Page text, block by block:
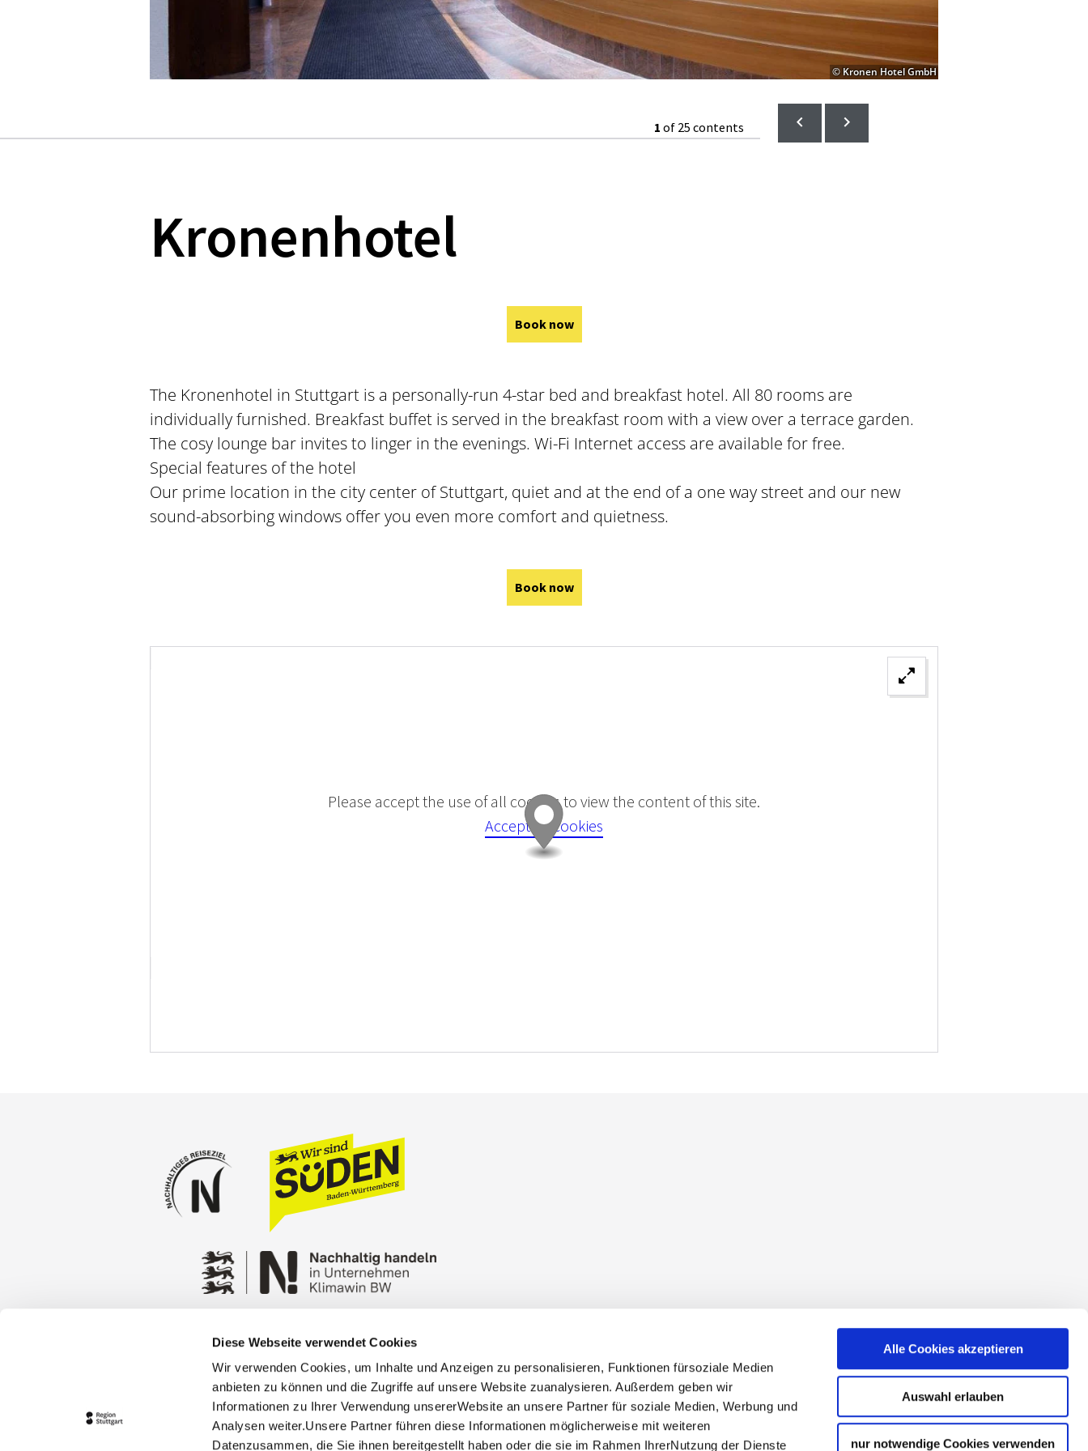
Diese Webseite verwendet Cookies
Wir verwenden Cookies, um Inhalte und Anzeigen zu personalisieren, Funktionen fürsoziale Medien
anbieten zu können und die Zugriffe auf unsere Website zuanalysieren. Außerdem geben wir
Informationen zu Ihrer Verwendung unsererWebsite an unsere Partner für soziale Medien, Werbung und
Analysen weiter.Unsere Partner führen diese Informationen möglicherweise mit weiteren
Datenzusammen, die Sie ihnen bereitgestellt haben oder die sie im Rahmen IhrerNutzung der Dienste
Alle Cookies akzeptieren
Auswahl erlauben
nur notwendige Cookies verwenden
© Kronen Hotel GmbH
1 of 25 contents
Kronenhotel
Book now
The Kronenhotel in Stuttgart is a personally-run 4-star bed and breakfast hotel. All 80 rooms are
individually furnished. Breakfast buffet is served in the breakfast room with a view over a terrace garden.
The cosy lounge bar invites to linger in the evenings. Wi-Fi Internet access are available for free.
Special features of the hotel
Our prime location in the city center of Stuttgart, quiet and at the end of a one way street and our new
sound-absorbing windows offer you even more comfort and quietness.
Book now
Please accept the use of all cookies to view the content of this site.
Accept all cookies
Stuttgart Convention Bureau
Privacy policy
Contact Cookies Masthead